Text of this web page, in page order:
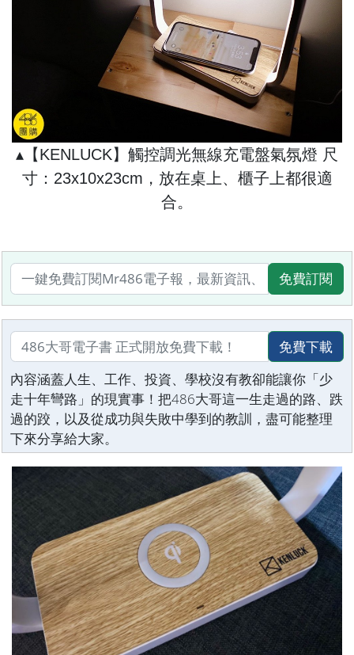
▴【KENLUCK】觸控調光無線充電盤氣氛燈 尺
寸：23x10x23cm，放在桌上、櫃子上都很適
合。
免費訂閱
免費下載
內容涵蓋人生、工作、投資、學校沒有教卻能讓你「少
走十年彎路」的現實事！把486大哥這一生走過的路、跌
過的跤，以及從成功與失敗中學到的教訓，盡可能整理
下來分享給大家。